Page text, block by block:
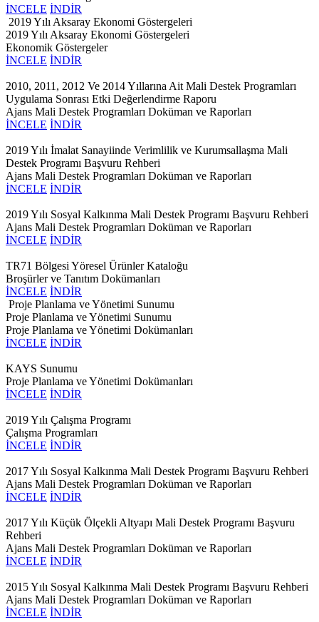
İNCELE İNDİR
2019 Yılı Aksaray Ekonomi Göstergeleri
2019 Yılı Aksaray Ekonomi Göstergeleri
Ekonomik Göstergeler
İNCELE İNDİR
2010, 2011, 2012 Ve 2014 Yıllarına Ait Mali Destek Programları
Uygulama Sonrası Etki Değerlendirme Raporu
Ajans Mali Destek Programları Doküman ve Raporları
İNCELE İNDİR
2019 Yılı İmalat Sanayiinde Verimlilik ve Kurumsallaşma Mali
Destek Programı Başvuru Rehberi
Ajans Mali Destek Programları Doküman ve Raporları
İNCELE İNDİR
2019 Yılı Sosyal Kalkınma Mali Destek Programı Başvuru Rehberi
Ajans Mali Destek Programları Doküman ve Raporları
İNCELE İNDİR
TR71 Bölgesi Yöresel Ürünler Kataloğu
Broşürler ve Tanıtım Dokümanları
İNCELE İNDİR
Proje Planlama ve Yönetimi Sunumu
Proje Planlama ve Yönetimi Sunumu
Proje Planlama ve Yönetimi Dokümanları
İNCELE İNDİR
KAYS Sunumu
Proje Planlama ve Yönetimi Dokümanları
İNCELE İNDİR
2019 Yılı Çalışma Programı
Çalışma Programları
İNCELE İNDİR
2017 Yılı Sosyal Kalkınma Mali Destek Programı Başvuru Rehberi
Ajans Mali Destek Programları Doküman ve Raporları
İNCELE İNDİR
2017 Yılı Küçük Ölçekli Altyapı Mali Destek Programı Başvuru
Rehberi
Ajans Mali Destek Programları Doküman ve Raporları
İNCELE İNDİR
2015 Yılı Sosyal Kalkınma Mali Destek Programı Başvuru Rehberi
Ajans Mali Destek Programları Doküman ve Raporları
İNCELE İNDİR